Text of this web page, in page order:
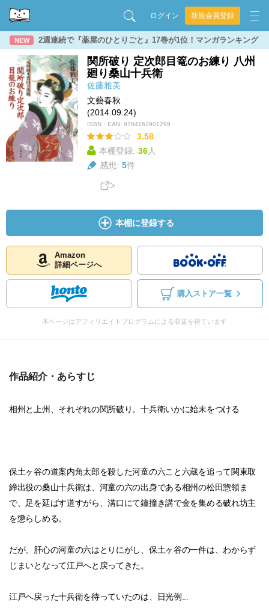
ログイン 新規会員登録
NEW 2週連続で『薬屋のひとりごと』17巻が1位！マンガランキング
関所破り 定次郎目篭のお練り 八州
廻り桑山十兵衛
佐藤雅美
文藝春秋
(2014.09.24)
ISBN・EAN: 9784163901299
3.58
本棚登録: 36人
感想: 5件
本棚に登録する
Amazon
詳細ページへ
購入ストア一覧
本ページはアフィリエイトプログラムによる収益を得ています
作品紹介・あらすじ
相州と上州、それぞれの関所破り。十兵衛いかに始末をつける
保土ヶ谷の道案内角太郎を殺した河童の六こと六蔵を追って関東取
締出役の桑山十兵衛は、河童の六の出身である相州の松田惣領ま
で、足を延ばす道すがら、溝口にて鐘撞き講で金を集める破れ坊主
を懲らしめる。
だが、肝心の河童の六はとりにがし、保土ヶ谷の一件は、わからず
じまいとなって江戸へと戻ってきた。
江戸へ戻った十兵衛を待っていたのは、日光例...